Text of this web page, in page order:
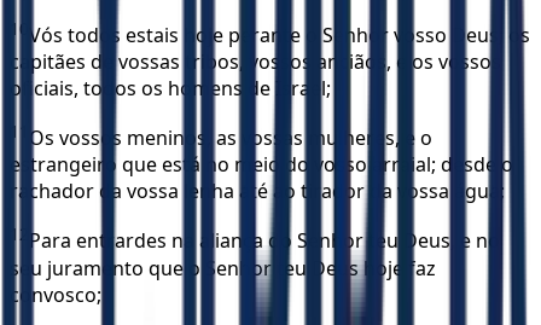
10 Vós todos estais hoje perante o Senhor vosso Deus; os
capitães de vossas tribos, vossos anciãos, e os vossos
oficiais, todos os homens de Israel;
11
Os vossos meninos, as vossas mulheres, e o
estrangeiro que está no meio do vosso arraial; desde o
rachador da vossa lenha até ao tirador da vossa água;
12 Para entrardes na aliança do Senhor teu Deus, e no
seu juramento que o Senhor teu Deus hoje faz
convosco;